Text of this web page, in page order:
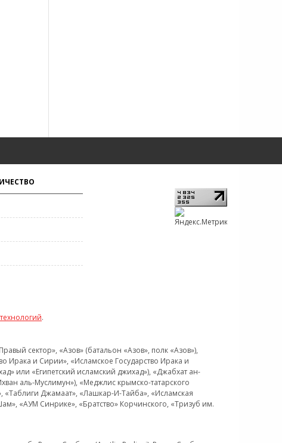
.
сектор», «Азов» (батальон «Азов», полк «Азов»),
Ирака и Сирии», «Исламское Государство Ирака и
или «Египетский исламский джихад»), «Джабхат ан-
аль-Муслимун»), «Меджлис крымско-татарского
«Таблиги Джамаат», «Лашкар-И-Тайба», «Исламская
«АУМ Синрике», «Братство» Корчинского, «Тризуб им.